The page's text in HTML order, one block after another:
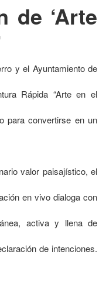
de ‘Arte
y el Ayuntamiento de
Rápida “Arte en el
para convertirse en un
valor paisajístico, el
en vivo dialoga con
activa y llena de
de intenciones.